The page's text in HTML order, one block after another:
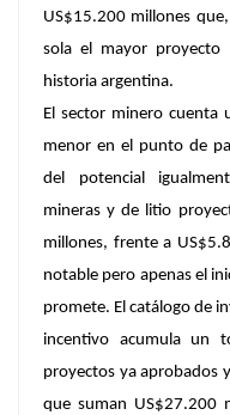
US$15.200 millones
sola el mayor proyecto
historia argentina.
El sector minero cuenta
menor en el punto de
del potencial
mineras y de litio
millones, frente a
notable pero apenas el
promete. El catálogo de
incentivo acumula un
proyectos ya aprobados
que suman US$27.200